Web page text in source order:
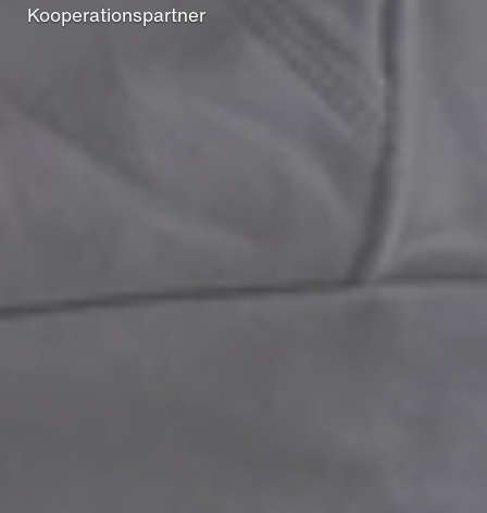
Kooperationspartner